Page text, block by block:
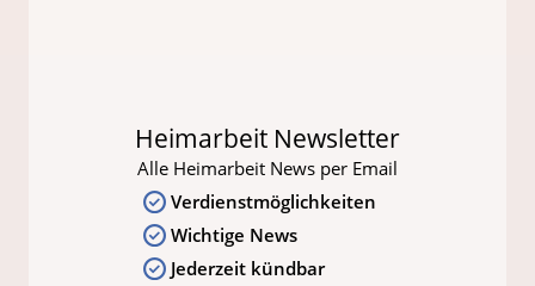
Heimarbeit Newsletter
Alle Heimarbeit News per Email
Verdienstmöglichkeiten
Wichtige News
Jederzeit kündbar